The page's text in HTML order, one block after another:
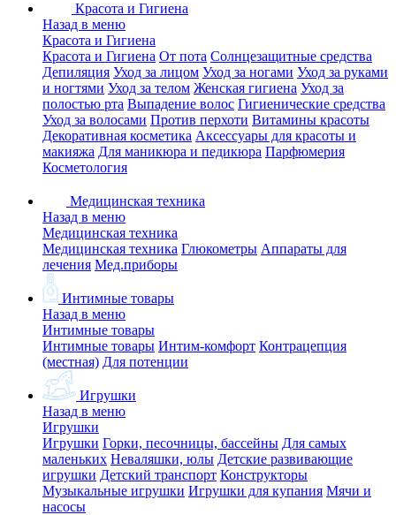
Красота и Гигиена
Назад в меню
Красота и Гигиена
Красота и Гигиена От пота Солнцезащитные средства
Депиляция Уход за лицом Уход за ногами Уход за руками
и ногтями Уход за телом Женская гигиена Уход за
полостью рта Выпадение волос Гигиенические средства
Уход за волосами Против перхоти Витамины красоты
Декоративная косметика Аксессуары для красоты и
макияжа Для маникюра и педикюра Парфюмерия
Косметология
Медицинская техника
Назад в меню
Медицинская техника
Медицинская техника Глюкометры Аппараты для
лечения Мед.приборы
Интимные товары
Назад в меню
Интимные товары
Интимные товары Интим-комфорт Контрацепция
(местная) Для потенции
Игрушки
Назад в меню
Игрушки
Игрушки Горки, песочницы, бассейны Для самых
маленьких Неваляшки, юлы Детские развивающие
игрушки Детский транспорт Конструкторы
Музыкальные игрушки Игрушки для купания Мячи и
насосы